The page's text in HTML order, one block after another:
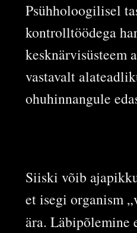
Psühholoogilisel
kontrolltöödega
kesknärvisüsteem
vastavalt
ohuhinnangule
Siiski võib
et isegi organism
ära. Läbipõlemine